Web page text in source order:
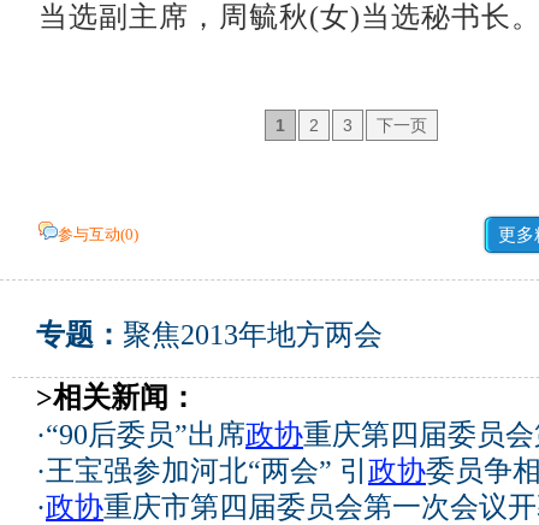
当选副主席，周毓秋(女)当选秘书长
1 2 3 下一页
参与互动(0) 更多
专题： 聚焦2013年地方两会
>相关新闻：
·“90后委员”出席政协重庆第四届委员
·王宝强参加河北“两会” 引 政协委员争
·政协重庆市第四届委员会第一次会议